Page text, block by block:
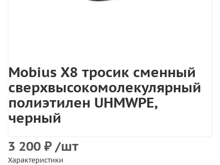
Mobius X8 тросик сменный
сверхвысокомолекулярный
полиэтилен UHMWPE,
черный
3 200 ₽ /шт
Характеристики